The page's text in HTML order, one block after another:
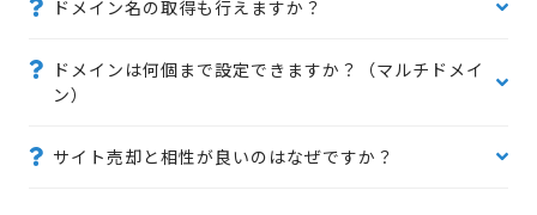
ドメイン名の取得も行えますか？
ドメインは何個まで設定できますか？（マルチドメイ
ン）
サイト売却と相性が良いのはなぜですか？